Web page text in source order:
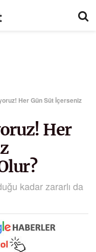
Her Gün Süt İçerseniz
Her
kadar zararlı da